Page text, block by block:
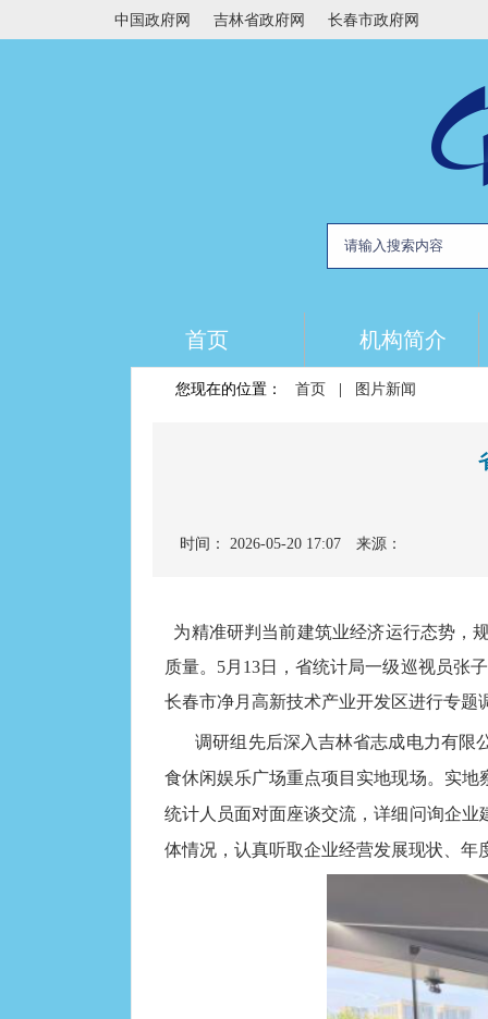
中国政府网 吉林省政府网 长春市政府网
首页 机构简介
您现在的位置： 首页 图片新闻
时间： 2026-05-20 17:07 来源：
为精准研判当前建筑业经济运行态势，
质量。5月13日，省统计局一级巡视员张
长春市净月高新技术产业开发区进行专题
调研组先后深入吉林省志成电力有限
食休闲娱乐广场重点项目实地现场。实
统计人员面对面座谈交流，详细问询企
体情况，认真听取企业经营发展现状、